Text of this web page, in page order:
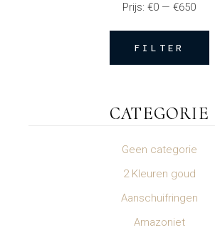
Min.
Max.
FILTER
Prijs:€0 —€650
CATEGORIE
Geen categorie
2 Kleuren goud
Aanschuifringen
Amazoniet